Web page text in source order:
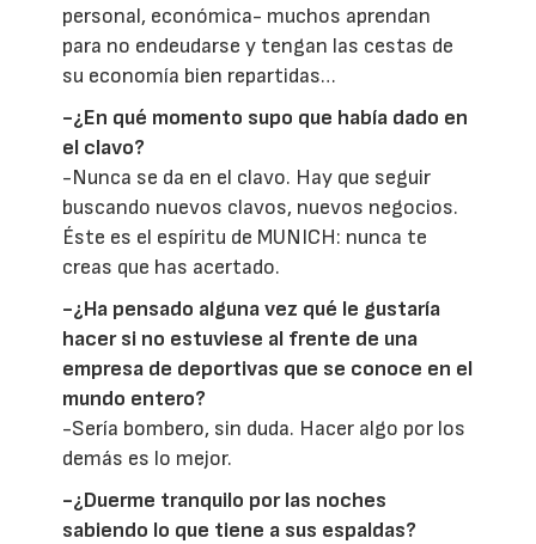
personal, económica- muchos aprendan
para no endeudarse y tengan las cestas de
su economía bien repartidas…
-¿En qué momento supo que había dado en
el clavo?
-Nunca se da en el clavo. Hay que seguir
buscando nuevos clavos, nuevos negocios.
Éste es el espíritu de MUNICH: nunca te
creas que has acertado.
-¿Ha pensado alguna vez qué le gustaría
hacer si no estuviese al frente de una
empresa de deportivas que se conoce en el
mundo entero?
-Sería bombero, sin duda. Hacer algo por los
demás es lo mejor.
-¿Duerme tranquilo por las noches
sabiendo lo que tiene a sus espaldas?